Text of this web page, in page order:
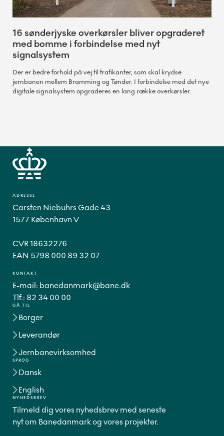
16 sønderjyske overkørsler bliver opgraderet
med bomme i forbindelse med nyt
signalsystem
Der er bedre forhold på vej til trafikanter, som skal krydse
jernbanen mellem Bramming og Tønder. I forbindelse med det nye
digitale signalsystem opgraderes en lang række overkørsler.
GÅ TIL
Borger
Leverandør
Jernbanevirksomhed
SPROG
Dansk
English
ADRESSE
Carsten Niebuhrs Gade 43
1577 København V
CVR 18632276
EAN 5798 000 89 32 07
KONTAKT
E-mail: banedanmark@bane.dk
Tlf.: 82 34 00 00
NYHEDSBREV
Tilmeld dig vores nyhedsbrev med seneste
nyt om Banedanmark og vores projekter.